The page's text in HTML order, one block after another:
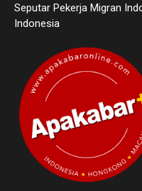
Seputar Pekerja Migran
Indonesia